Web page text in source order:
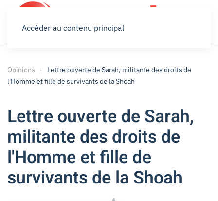
Accéder au contenu principal
Opinions
Lettre ouverte de Sarah, militante des droits de
l'Homme et fille de survivants de la Shoah
Lettre ouverte de Sarah,
militante des droits de
l'Homme et fille de
survivants de la Shoah